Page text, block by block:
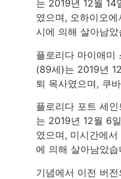
는 2019년 12월 14
였으며, 오하이오
시에 의해 살아남았
플로리다 마이애미
(89세)는 2019년
퇴 목사였으며, 쿠
플로리다 포트 세
는 2019년 12월 6
였으며, 미시간에
에 의해 살아남았습
기념에서 이전 버